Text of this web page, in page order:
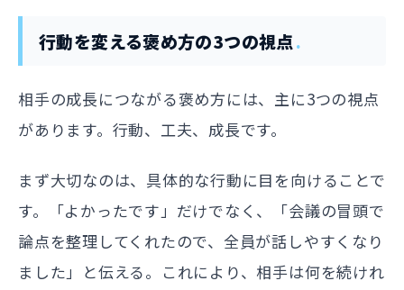
行動を変える褒め方の3つの視点
相手の成長につながる褒め方には、主に3つの視点
があります。行動、工夫、成長です。
まず大切なのは、具体的な行動に目を向けることで
す。「よかったです」だけでなく、「会議の冒頭で
論点を整理してくれたので、全員が話しやすくなり
ました」と伝える。これにより、相手は何を続けれ